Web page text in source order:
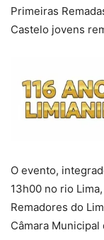
Primeiras
Castelo jovens
O evento,
13h00 no rio
Remadores do
Câmara Municipal